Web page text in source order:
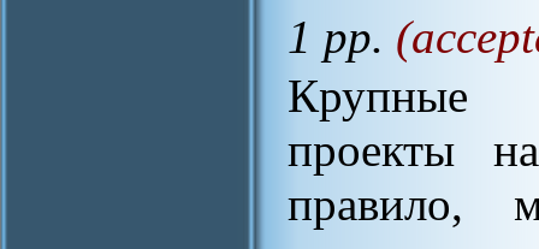
1 pp.
Крупные
проекты
правило,